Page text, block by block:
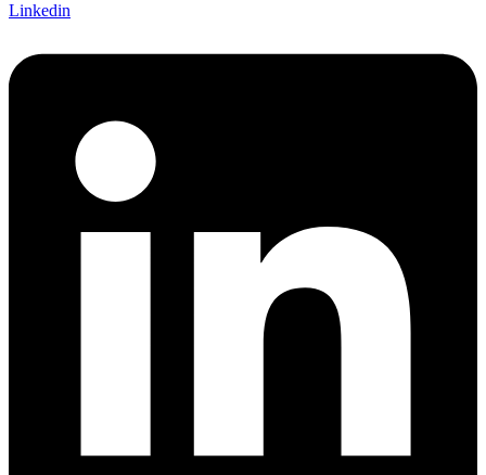
Linkedin